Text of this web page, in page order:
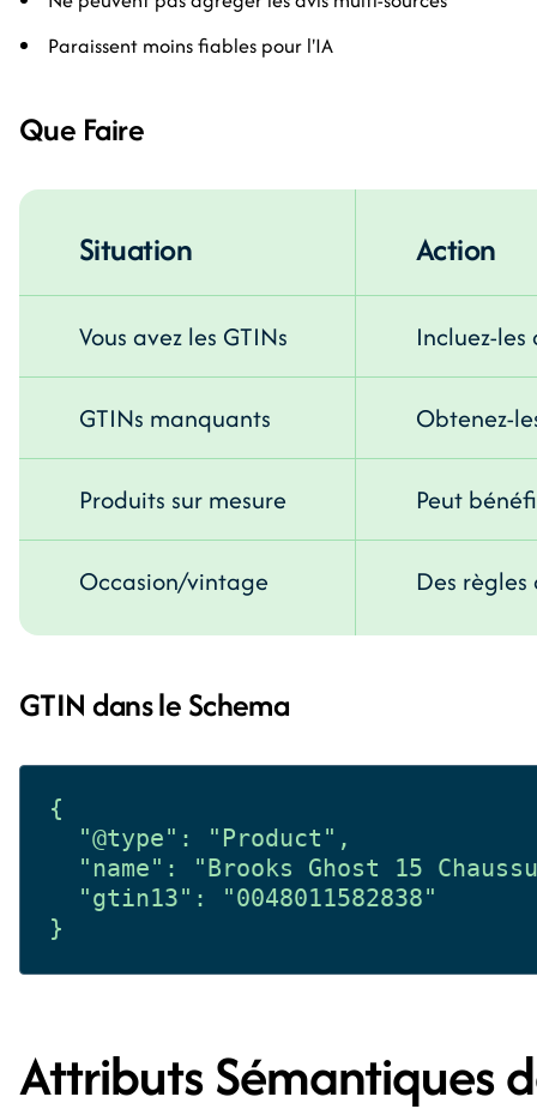
Paraissent moins fiables pour l'IA
Que Faire
Situation Action
Vous avez les GTINs Incluez-
GTINs manquants Obtenez-
Produits sur mesure Peut
Occasion/vintage Des
GTIN dans le Schema
{
  "@type": "Product",
"name": "Brooks Ghost 15
  "gtin13": "0048011582838"
Attributs Sémantiques